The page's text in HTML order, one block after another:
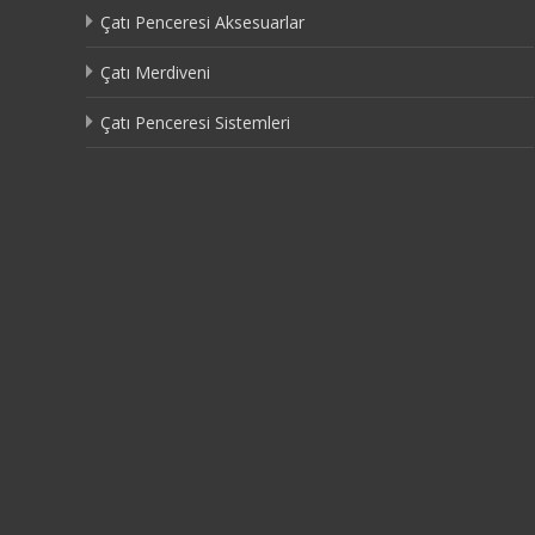
Çatı Penceresi Aksesuarlar
Çatı Merdiveni
Çatı Penceresi Sistemleri